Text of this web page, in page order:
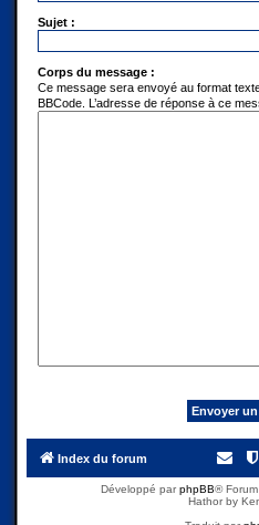
Sujet :
Corps du message :
Ce message sera envoyé au format
BBCode. L’adresse de réponse à ce
Index du forum
Développé parphpBB®
Hathor by